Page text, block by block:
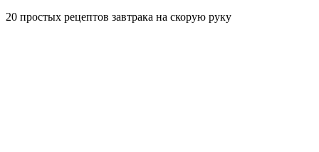
20 простых рецептов завтрака на скорую руку